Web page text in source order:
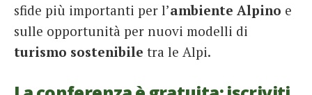
sfide più importanti per l’ambiente Alpino e
sulle opportunità per nuovi modelli di
turismo sostenibile tra le Alpi.